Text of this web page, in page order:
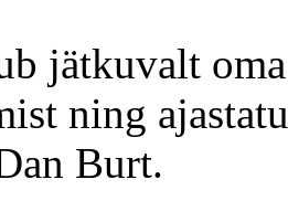
jätkuvalt
ning
Burt.